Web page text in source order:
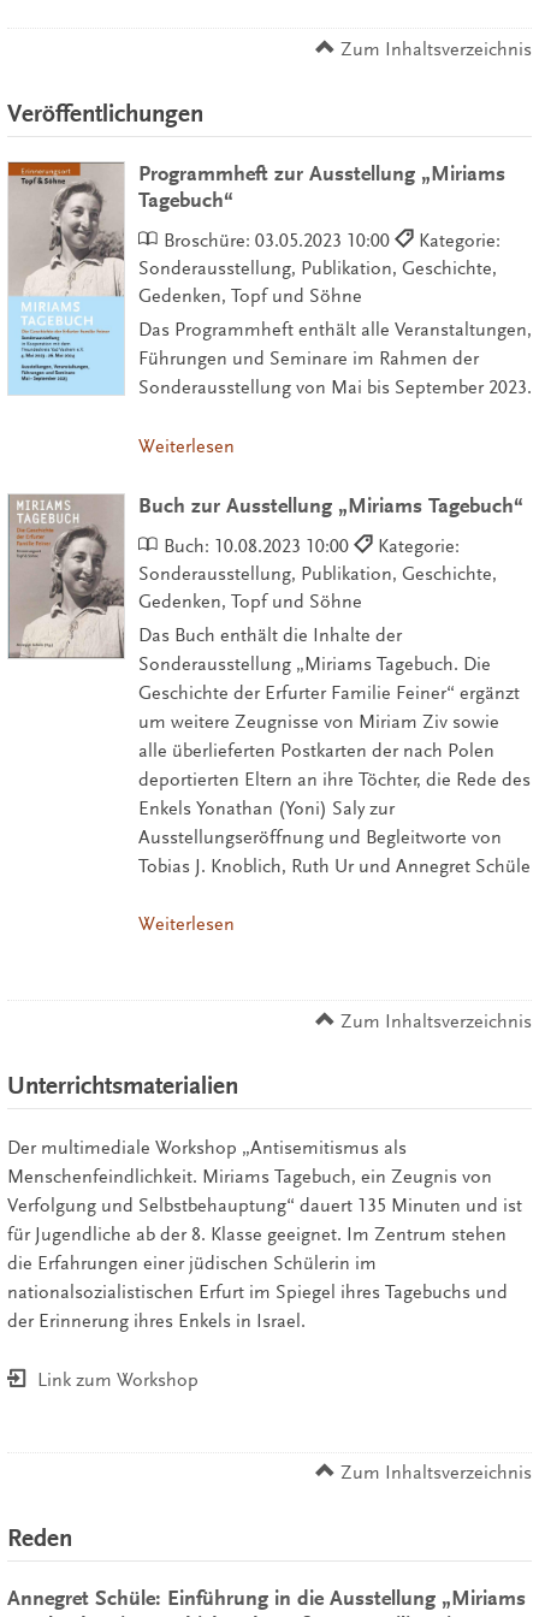
Zum Inhaltsverzeichnis
Veröffentlichungen
Programmheft zur Ausstellung „Miriams
Tagebuch“
Broschüre: 03.05.2023 10:00
Kategorie:
Sonderausstellung, Publikation, Geschichte,
Gedenken, Topf und Söhne
Das Programmheft enthält alle Veranstaltungen,
Führungen und Seminare im Rahmen der
Sonderausstellung von Mai bis September 2023.
Weiterlesen
Buch zur Ausstellung „Miriams Tagebuch“
Buch: 10.08.2023 10:00
Kategorie:
Sonderausstellung, Publikation, Geschichte,
Gedenken, Topf und Söhne
Das Buch enthält die Inhalte der
Sonderausstellung „Miriams Tagebuch. Die
Geschichte der Erfurter Familie Feiner“ ergänzt
um weitere Zeugnisse von Miriam Ziv sowie
alle überlieferten Postkarten der nach Polen
deportierten Eltern an ihre Töchter, die Rede des
Enkels Yonathan (Yoni) Saly zur
Ausstellungseröffnung und Begleitworte von
Tobias J. Knoblich, Ruth Ur und Annegret Schüle
Weiterlesen
Zum Inhaltsverzeichnis
Unterrichtsmaterialien
Der multimediale Workshop „Antisemitismus als
Menschenfeindlichkeit. Miriams Tagebuch, ein Zeugnis von
Verfolgung und Selbstbehauptung“ dauert 135 Minuten und ist
für Jugendliche ab der 8. Klasse geeignet. Im Zentrum stehen
die Erfahrungen einer jüdischen Schülerin im
nationalsozialistischen Erfurt im Spiegel ihres Tagebuchs und
der Erinnerung ihres Enkels in Israel.
Link zum Workshop
Zum Inhaltsverzeichnis
Reden
Annegret Schüle: Einführung in die Ausstellung „Miriams